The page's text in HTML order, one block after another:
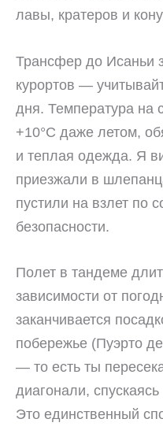
лавы, кратеров и
Трансфер до Исаньи
курортов —
дня. Температура на
+10°C даже летом,
и теплая одежда. Я
приезжали в
пустили на взлет по
безопасности.
Полет в тандеме
зависимости от
заканчивается
побережье (Пуэрто
— то есть ты
диагонали,
Это единственный